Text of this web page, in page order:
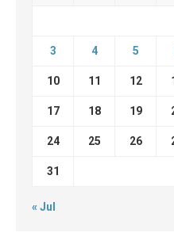
3 4 5
10 11 12
17 18 19
24 25 26
31
« Jul